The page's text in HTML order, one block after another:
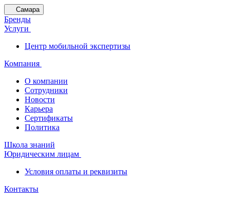
Самара
Бренды
Услуги
Центр мобильной экспертизы
Компания
О компании
Сотрудники
Новости
Карьера
Сертификаты
Политика
Школа знаний
Юридическим лицам
Условия оплаты и реквизиты
Контакты